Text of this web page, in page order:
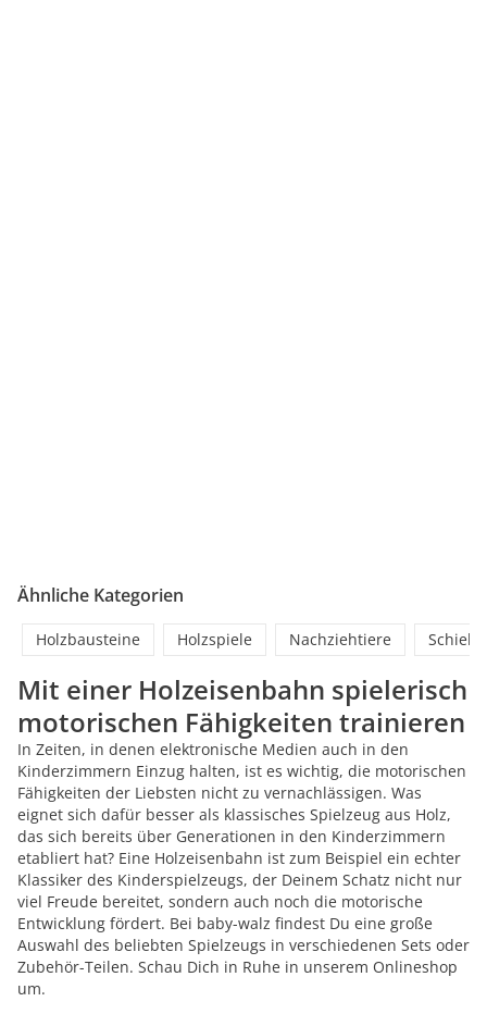
Ähnliche Kategorien
Holzbausteine Holzspiele Nachziehtiere
Mit einer Holzeisenbahn spielerisch
motorischen Fähigkeiten trainieren
In Zeiten, in denen elektronische Medien auch in den
Kinderzimmern Einzug halten, ist es wichtig, die motorischen
Fähigkeiten der Liebsten nicht zu vernachlässigen. Was
eignet sich dafür besser als klassisches Spielzeug aus Holz,
das sich bereits über Generationen in den Kinderzimmern
etabliert hat? Eine Holzeisenbahn ist zum Beispiel ein echter
Klassiker des Kinderspielzeugs, der Deinem Schatz nicht nur
viel Freude bereitet, sondern auch noch die motorische
Entwicklung fördert. Bei baby-walz findest Du eine große
Auswahl des beliebten Spielzeugs in verschiedenen Sets oder
Zubehör-Teilen. Schau Dich in Ruhe in unserem Onlineshop
um.